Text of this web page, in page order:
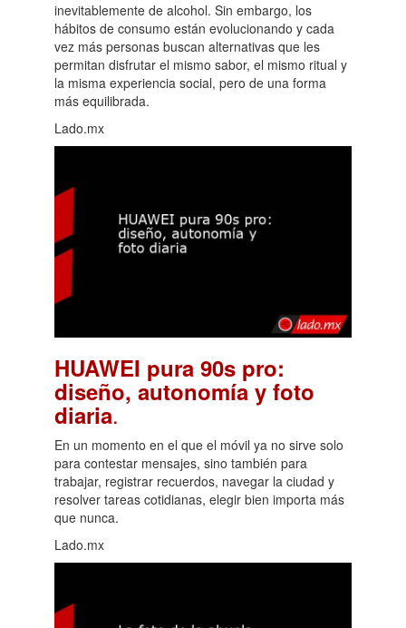
inevitablemente de alcohol. Sin embargo, los
hábitos de consumo están evolucionando y cada
vez más personas buscan alternativas que les
permitan disfrutar el mismo sabor, el mismo ritual y
la misma experiencia social, pero de una forma
más equilibrada.
Lado.mx
HUAWEI pura 90s pro:
diseño, autonomía y foto
diaria.
En un momento en el que el móvil ya no sirve solo
para contestar mensajes, sino también para
trabajar, registrar recuerdos, navegar la ciudad y
resolver tareas cotidianas, elegir bien importa más
que nunca.
Lado.mx